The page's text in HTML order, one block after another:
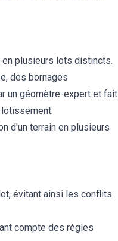
en plusieurs lots distincts.
des bornages
un géomètre-expert et fait
d'un terrain en plusieurs
évitant ainsi les conflits
compte des règles